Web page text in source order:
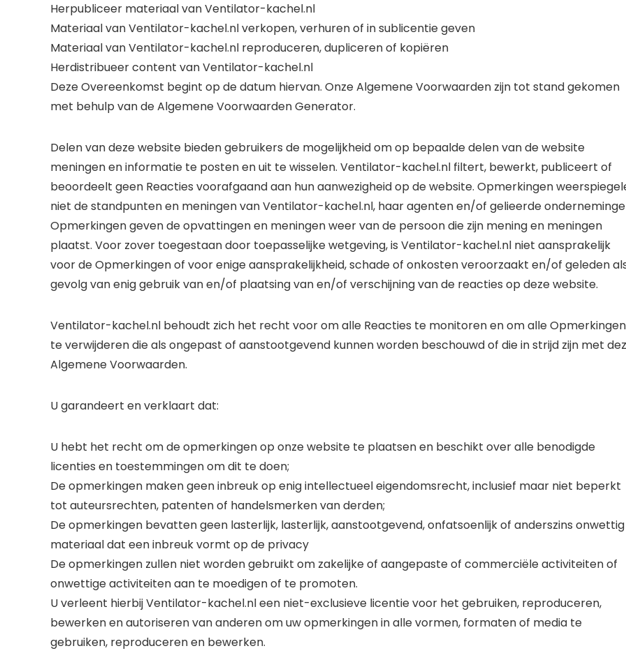
Herpubliceer materiaal van Ventilator-kachel.nl
Materiaal van Ventilator-kachel.nl verkopen, verhuren of in sublicentie geven
Materiaal van Ventilator-kachel.nl reproduceren, dupliceren of kopiëren
Herdistribueer content van Ventilator-kachel.nl
Deze Overeenkomst begint op de datum hiervan. Onze Algemene Voorwaarden zijn tot stand gekomen
met behulp van de Algemene Voorwaarden Generator.
Delen van deze website bieden gebruikers de mogelijkheid om op bepaalde delen van de website
meningen en informatie te posten en uit te wisselen. Ventilator-kachel.nl filtert, bewerkt, publiceert of
beoordeelt geen Reacties voorafgaand aan hun aanwezigheid op de website. Opmerkingen
niet de standpunten en meningen van Ventilator-kachel.nl, haar agenten en/of gelieerde
Opmerkingen geven de opvattingen en meningen weer van de persoon die zijn mening en meningen
plaatst. Voor zover toegestaan door toepasselijke wetgeving, is Ventilator-kachel.nl niet aansprakelijk
voor de Opmerkingen of voor enige aansprakelijkheid, schade of onkosten veroorzaakt en/of geleden
gevolg van enig gebruik van en/of plaatsing van en/of verschijning van de reacties op deze website.
Ventilator-kachel.nl behoudt zich het recht voor om alle Reacties te monitoren en om alle Opmerkingen
te verwijderen die als ongepast of aanstootgevend kunnen worden beschouwd of die in strijd zijn met
Algemene Voorwaarden.
U garandeert en verklaart dat:
U hebt het recht om de opmerkingen op onze website te plaatsen en beschikt over alle benodigde
licenties en toestemmingen om dit te doen;
De opmerkingen maken geen inbreuk op enig intellectueel eigendomsrecht, inclusief maar niet beperkt
tot auteursrechten, patenten of handelsmerken van derden;
De opmerkingen bevatten geen lasterlijk, lasterlijk, aanstootgevend, onfatsoenlijk of anderszins onwettig
materiaal dat een inbreuk vormt op de privacy
De opmerkingen zullen niet worden gebruikt om zakelijke of aangepaste of commerciële activiteiten of
onwettige activiteiten aan te moedigen of te promoten.
U verleent hierbij Ventilator-kachel.nl een niet-exclusieve licentie voor het gebruiken, reproduceren,
bewerken en autoriseren van anderen om uw opmerkingen in alle vormen, formaten of media te
gebruiken, reproduceren en bewerken.